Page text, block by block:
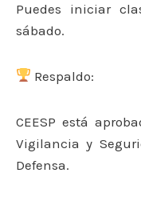
Puedes iniciar
sábado.
Respaldo:
CEESP está
Vigilancia y
Defensa.